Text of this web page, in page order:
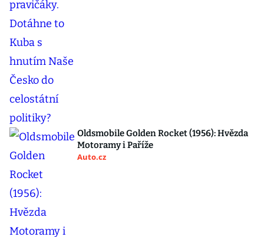
Oldsmobile Golden Rocket (1956): Hvězda
Motoramy i Paříže
Auto.cz